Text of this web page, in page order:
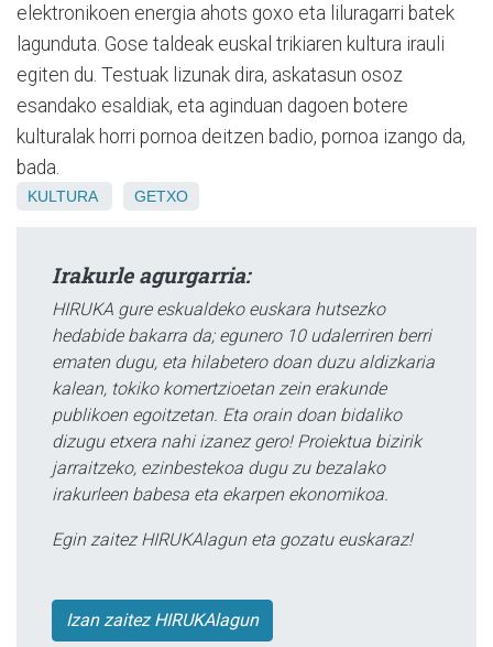
elektronikoen energia ahots goxo eta liluragarri batek
lagunduta. Gose taldeak euskal trikiaren kultura irauli
egiten du. Testuak lizunak dira, askatasun osoz
esandako esaldiak, eta aginduan dagoen botere
kulturalak horri pornoa deitzen badio, pornoa izango da,
bada.
KULTURA GETXO
Irakurle agurgarria:
HIRUKA gure eskualdeko euskara hutsezko
hedabide bakarra da; egunero 10 udalerriren berri
ematen dugu, eta hilabetero doan duzu aldizkaria
kalean, tokiko komertzioetan zein erakunde
publikoen egoitzetan. Eta orain doan bidaliko
dizugu etxera nahi izanez gero! Proiektua bizirik
jarraitzeko, ezinbestekoa dugu zu bezalako
irakurleen babesa eta ekarpen ekonomikoa.
Egin zaitez HIRUKAlagun eta gozatu euskaraz!
Izan zaitez HIRUKAlagun